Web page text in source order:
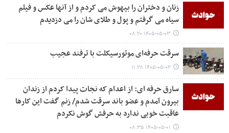
زنان و دختران را بیهوش می کردم و از آنها عکس و فیلم
سیاه می گرفتم و پول و طلای شان را می دزدیدم
۱۴۰۵-۰۵-۰۳ ۰۸:۲۰
سرقت حرفه‌ای موتورسیکلت با ترفند عجیب
۱۴۰۵-۰۵-۰۲ ۱۱:۲۸
سارق حرفه ای: از اعدام که نجات پیدا کردم از زندان
بیرون آمدم و عضو باند سرقت شدم/ زنم گفت این کارها
عاقبت خوبی ندارد به حرفش گوش نکردم
۱۴۰۵-۰۵-۰۱ ۰۸:۳۵